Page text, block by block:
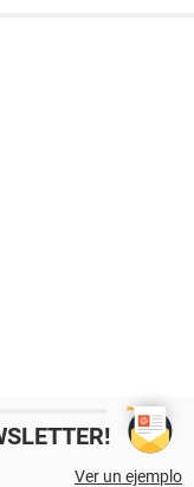
Ver un ejemplo